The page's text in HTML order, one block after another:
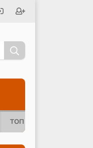
ТОП 10